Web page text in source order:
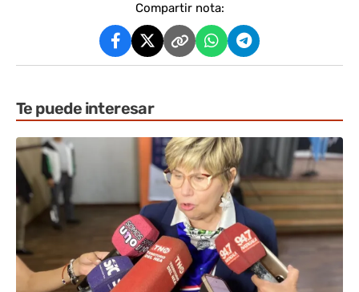
Compartir nota:
Te puede interesar